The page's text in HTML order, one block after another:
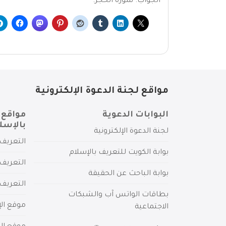
مواقع لجنة الدعوة الإلكترونية
البوابات الدعوية
لجنة الدعوة الإلكترونية
بوابة الكويت للتعريف بالإسلام
بوابة الباحث عن الحقيقة
بطاقات الواتس آب والشبكات
الاجتماعية
موقع